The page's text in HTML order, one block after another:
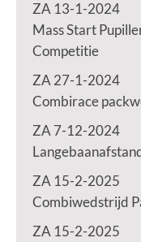
ZA 13-1-2024
Mass Start
Competitie
ZA 27-1-2024
Combirace
ZA 7-12-2024
ZA 15-2-2025
Combiwedstrijd
ZA 15-2-2025